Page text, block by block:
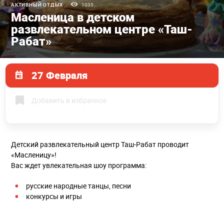
АКТИВНЫЙ ОТДЫХ 1035
Масленица в детском
развлекательном центре «Таш-
Рабат»
27 Февраля
Добавить в избранное
Детский развлекательный центр Таш-Рабат проводит
«Масленицу»!
Вас ждет увлекательная шоу программа:
русские народные танцы, песни
конкурсы и игры